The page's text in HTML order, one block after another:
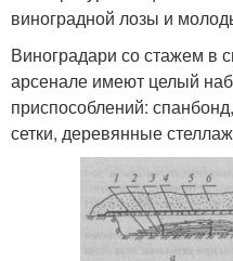
виноградной лозы и
Виноградари со стажем в
арсенале имеют целый
приспособлений:
сетки, деревянные